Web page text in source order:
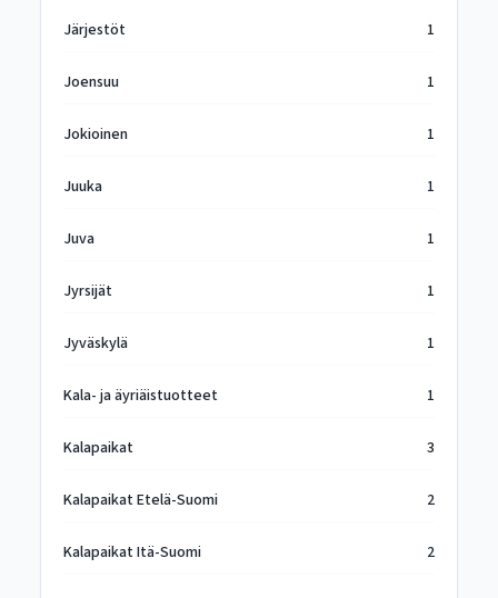
Järjestöt 1
Joensuu 1
Jokioinen 1
Juuka 1
Juva 1
Jyrsijät 1
Jyväskylä 1
Kala- ja äyriäistuotteet 1
Kalapaikat 3
Kalapaikat Etelä-Suomi 2
Kalapaikat Itä-Suomi 2